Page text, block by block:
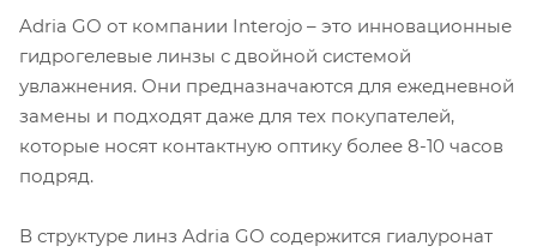
Adria GO от компании Interojo – это инновационные
гидрогелевые линзы с двойной системой
увлажнения. Они предназначаются для ежедневной
замены и подходят даже для тех покупателей,
которые носят контактную оптику более 8-10 часов
подряд.
В структуре линз Adria GO содержится гиалуронат